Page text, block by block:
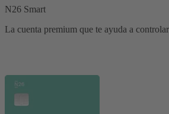
N26 Smart
La cuenta premium que te ayuda a